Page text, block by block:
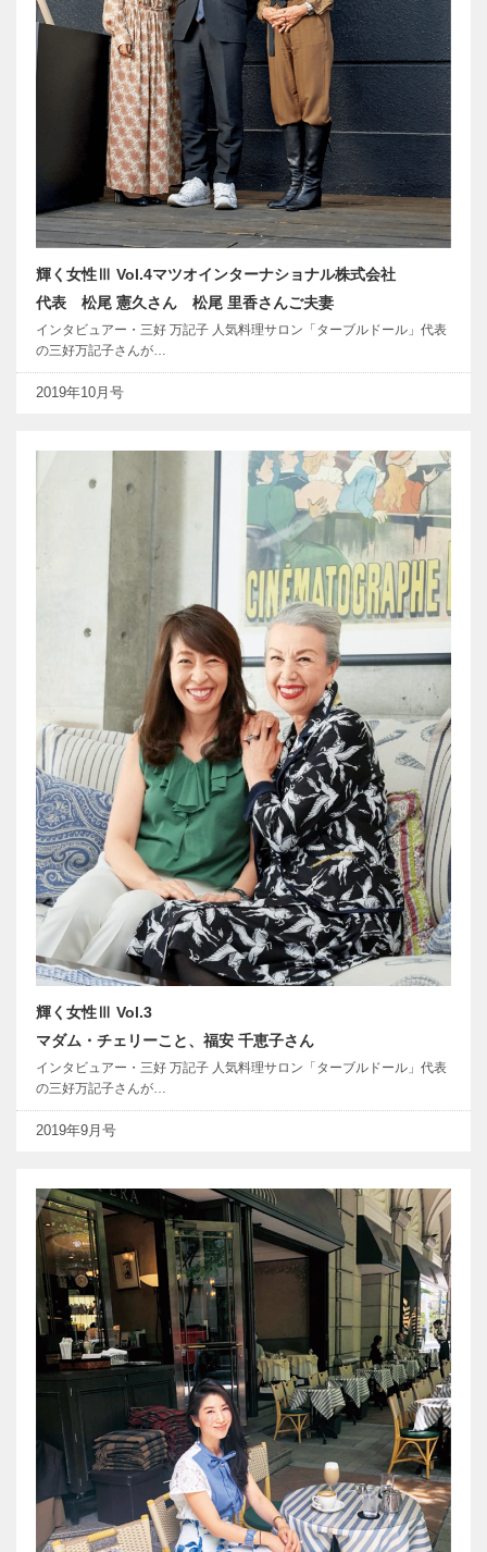
輝く女性Ⅲ Vol.4マツオインターナショナル株式会社
代表 松尾 憲久さん 松尾 里香さんご夫妻
インタビュアー・三好 万記子 人気料理サロン「ターブルドール」代表
の三好万記子さんが…
2019年10月号
輝く女性Ⅲ Vol.3
マダム・チェリーこと、福安 千恵子さん
インタビュアー・三好 万記子 人気料理サロン「ターブルドール」代表
の三好万記子さんが…
2019年9月号